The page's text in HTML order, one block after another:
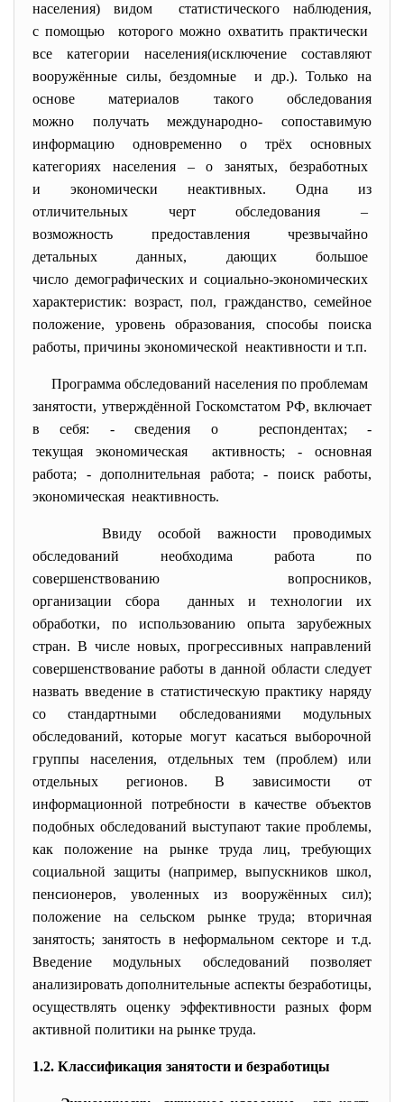
населения) видом статистического наблюдения,
с помощью которого можно охватить практически
все категории населения(исключение составляют
вооружённые силы, бездомные и др.). Только на
основе материалов такого обследования
можно получать международно- сопоставимую
информацию одновременно о трёх основных
категориях населения – о занятых, безработных
и экономически неактивных. Одна из
отличительных черт обследования –
возможность предоставления чрезвычайно
детальных данных, дающих большое
число демографических и социально-экономических
характеристик: возраст, пол, гражданство, семейное
положение, уровень образования, способы поиска
работы, причины экономической неактивности и т.п.
Программа обследований населения по проблемам
занятости, утверждённой Госкомстатом РФ, включает
в себя: - сведения о респондентах; -
текущая экономическая активность; - основная
работа; - дополнительная работа; - поиск работы,
экономическая неактивность.
Ввиду особой важности проводимых
обследований необходима работа по
совершенствованию вопросников,
организации сбора данных и технологии их
обработки, по использованию опыта зарубежных
стран. В числе новых, прогрессивных направлений
совершенствование работы в данной области следует
назвать введение в статистическую практику наряду
со стандартными обследованиями модульных
обследований, которые могут касаться выборочной
группы населения, отдельных тем (проблем) или
отдельных регионов. В зависимости от
информационной потребности в качестве объектов
подобных обследований выступают такие проблемы,
как положение на рынке труда лиц, требующих
социальной защиты (например, выпускников школ,
пенсионеров, уволенных из вооружённых сил);
положение на сельском рынке труда; вторичная
занятость; занятость в неформальном секторе и т.д.
Введение модульных обследований позволяет
анализировать дополнительные аспекты безработицы,
осуществлять оценку эффективности разных форм
активной политики на рынке труда.
1.2. Классификация занятости и безработицы